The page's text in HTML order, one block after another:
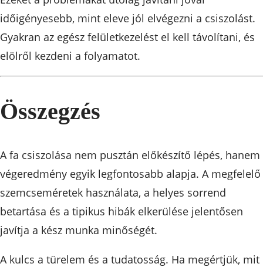
időigényesebb, mint eleve jól elvégezni a csiszolást.
Gyakran az egész felületkezelést el kell távolítani, és
elölről kezdeni a folyamatot.
Összegzés
A fa csiszolása nem pusztán előkészítő lépés, hanem
végeredmény egyik legfontosabb alapja. A megfelelő
szemcseméretek használata, a helyes sorrend
betartása és a tipikus hibák elkerülése jelentősen
javítja a kész munka minőségét.
A kulcs a türelem és a tudatosság. Ha megértjük, mit